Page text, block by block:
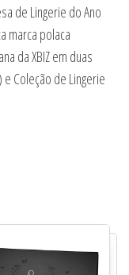
de Lingerie do Ano
marca polaca
da XBIZ em duas
Coleção de Lingerie